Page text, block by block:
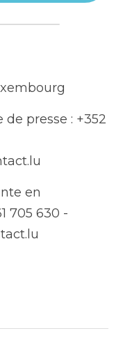
de presse : +352
en